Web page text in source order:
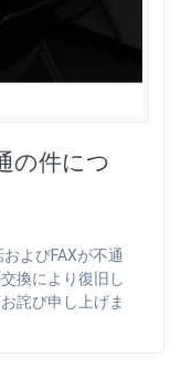
の件につ
よびFAXが不通
換により復旧し
詫び申し上げま